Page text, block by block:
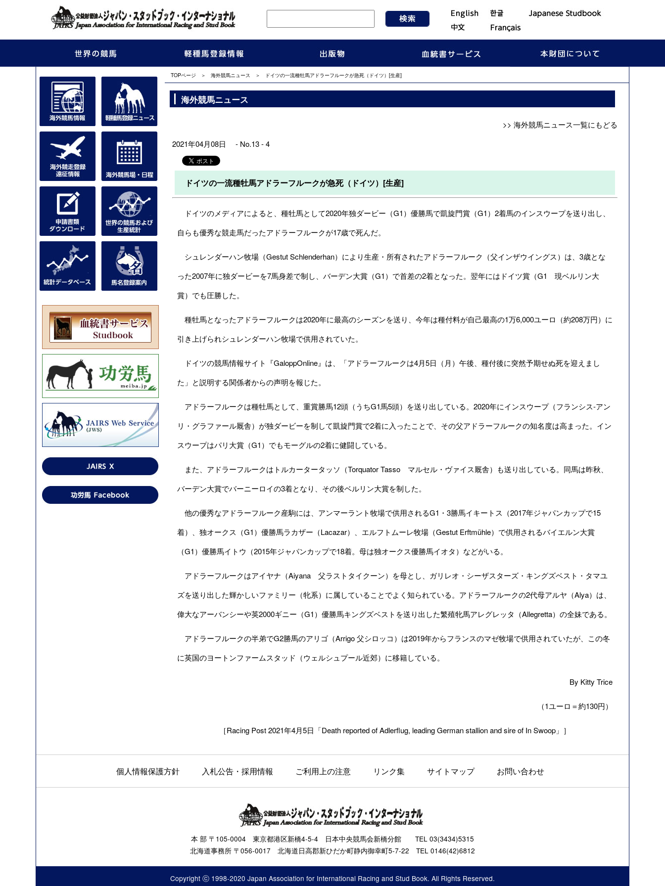
TOPページ ＞ 海外競馬ニュース ＞ ドイツの一流種牡馬アドラーフルークが急死（ドイツ）[生産]
海外競馬ニュース
>> 海外競馬ニュース一覧にもどる
2021年04月08日 - No.13 - 4
ドイツの一流種牡馬アドラーフルークが急死（ドイツ）[生産]
ドイツのメディアによると、種牡馬として2020年独ダービー（G1）優勝馬で凱旋門賞（G1）2着馬のインスウープを送り出し、
自らも優秀な競走馬だったアドラーフルークが17歳で死んだ。
シュレンダーハン牧場（Gestut Schlenderhan）により生産・所有されたアドラーフルーク（父インザウイングス）は、3歳とな
った2007年に独ダービーを7馬身差で制し、バーデン大賞（G1）で首差の2着となった。翌年にはドイツ賞（G1 現ベルリン大
賞）でも圧勝した。
種牡馬となったアドラーフルークは2020年に最高のシーズンを送り、今年は種付料が自己最高の1万6,000ユーロ（約208万円）に
引き上げられシュレンダーハン牧場で供用されていた。
ドイツの競馬情報サイト『GaloppOnline』は、「アドラーフルークは4月5日（月）午後、種付後に突然予期せぬ死を迎えまし
た」と説明する関係者からの声明を報じた。
アドラーフルークは種牡馬として、重賞勝馬12頭（うちG1馬5頭）を送り出している。2020年にインスウープ（フランシス-アン
リ・グラファール厩舎）が独ダービーを制して凱旋門賞で2着に入ったことで、その父アドラーフルークの知名度は高まった。イン
スウープはパリ大賞（G1）でもモーグルの2着に健闘している。
また、アドラーフルークはトルカータータッソ（Torquator Tasso マルセル・ヴァイス厩舎）も送り出している。同馬は昨秋、
バーデン大賞でバーニーロイの3着となり、その後ベルリン大賞を制した。
他の優秀なアドラーフルーク産駒には、アンマーラント牧場で供用されるG1・3勝馬イキートス（2017年ジャパンカップで15
着）、独オークス（G1）優勝馬ラカザー（Lacazar）、エルフトムーレ牧場（Gestut Erftmühle）で供用されるバイエルン大賞
（G1）優勝馬イトウ（2015年ジャパンカップで18着。母は独オークス優勝馬イオタ）などがいる。
アドラーフルークはアイヤナ（Aiyana 父ラストタイクーン）を母とし、ガリレオ・シーザスターズ・キングズベスト・タマユ
ズを送り出した輝かしいファミリー（牝系）に属していることでよく知られている。アドラーフルークの2代母アルヤ（Alya）は、
偉大なアーバンシーや英2000ギニー（G1）優勝馬キングズベストを送り出した繁殖牝馬アレグレッタ（Allegretta）の全妹である。
アドラーフルークの半弟でG2勝馬のアリゴ（Arrigo 父シロッコ）は2019年からフランスのマゼ牧場で供用されていたが、この冬
に英国のヨートンファームスタッド（ウェルシュプール近郊）に移籍している。
By Kitty Trice
（1ユーロ＝約130円）
［Racing Post 2021年4月5日「Death reported of Adlerflug, leading German stallion and sire of In Swoop」］
個人情報保護方針 入札公告・採用情報 ご利用上の注意 リンク集 サイトマップ お問い合わせ
本 部 〒105-0004 東京都港区新橋4-5-4 日本中央競馬会新橋分館 TEL 03(3434)5315
北海道事務所 〒056-0017 北海道日高郡新ひだか町静内御幸町5-7-22 TEL 0146(42)6812
Copyright ⓒ 1998-2020 Japan Association for International Racing and Stud Book. All Rights Reserved.